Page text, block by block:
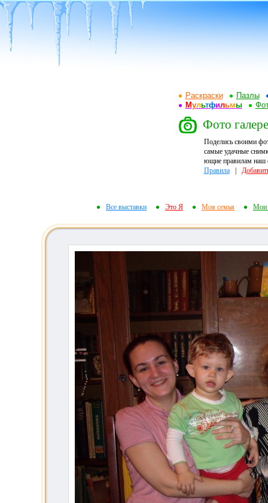
Раскраски
Пазлы
Мультфильмы
Фото
Поделись своими
самые удачные
ющие правилам наш
Правила|
Все выставки Это Я Моя семья Мои